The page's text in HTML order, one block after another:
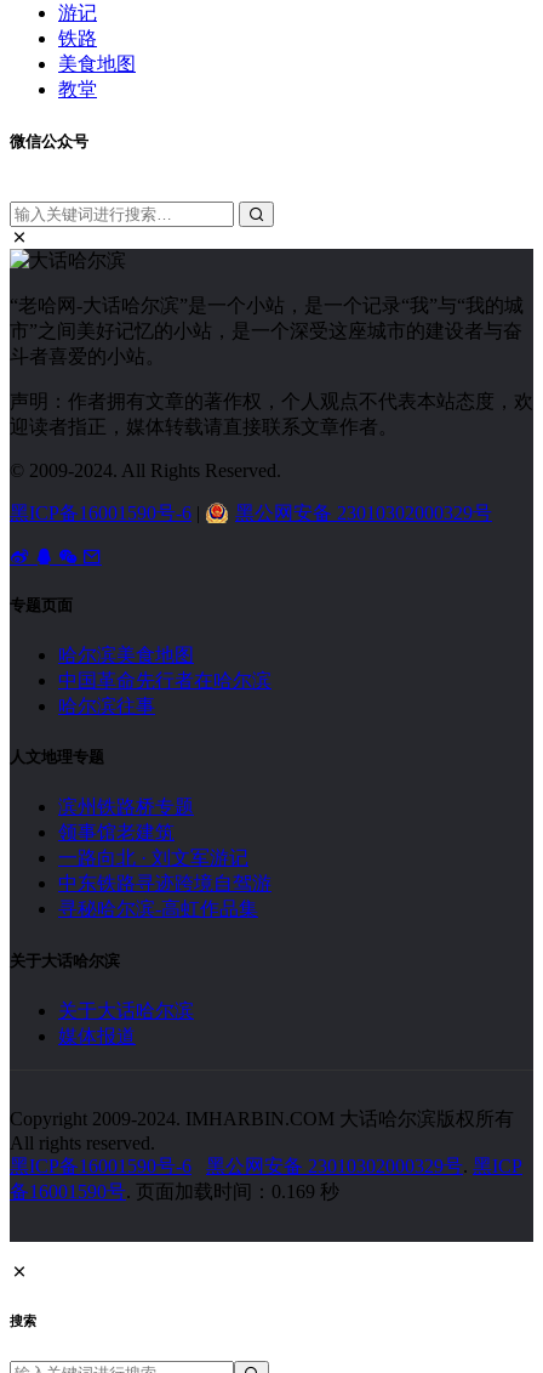
游记
铁路
美食地图
教堂
微信公众号
“老哈网-大话哈尔滨”是一个小站，是一个记录“我”与“我的城
市”之间美好记忆的小站，是一个深受这座城市的建设者与奋
斗者喜爱的小站。
声明：作者拥有文章的著作权，个人观点不代表本站态度，欢
迎读者指正，媒体转载请直接联系文章作者。
© 2009-2024. All Rights Reserved.
黑ICP备16001590号-6 | 黑公网安备 23010302000329号
专题页面
哈尔滨美食地图
中国革命先行者在哈尔滨
哈尔滨往事
人文地理专题
滨州铁路桥专题
领事馆老建筑
一路向北 · 刘文军游记
中东铁路寻迹跨境自驾游
寻秘哈尔滨-高虹作品集
关于大话哈尔滨
关于大话哈尔滨
媒体报道
Copyright 2009-2024. IMHARBIN.COM 大话哈尔滨版权所有
All rights reserved.
黑ICP备16001590号-6
黑公网安备 23010302000329号. 黑ICP
备16001590号. 页面加载时间：0.169 秒
搜索